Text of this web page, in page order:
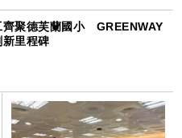
齊聚德芙蘭國小 GREENWAY
里程碑